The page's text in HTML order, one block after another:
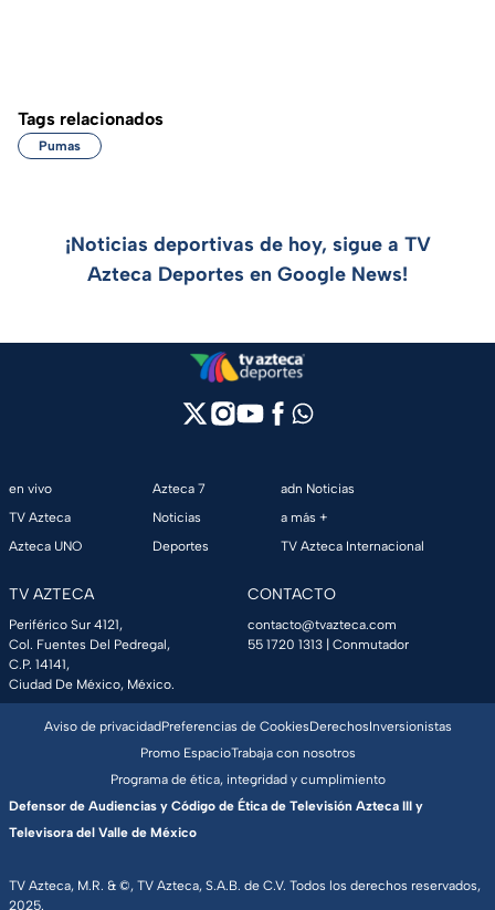
Tags relacionados
Pumas
¡Noticias deportivas de hoy, sigue a TV
Azteca Deportes en Google News!
en vivo
TV Azteca
Azteca UNO
Azteca 7
Noticias
Deportes
adn Noticias
a más +
TV Azteca Internacional
TV AZTECA
Periférico Sur 4121,
Col. Fuentes Del Pedregal,
C.P. 14141,
Ciudad De México, México.
CONTACTO
contacto@tvazteca.com
55 1720 1313 | Conmutador
TV Azteca, M.R. & ©, TV Azteca, S.A.B. de C.V. Todos los derechos reservados,
2025.
Aviso de privacidadPreferencias de CookiesDerechosInversionistas
Promo EspacioTrabaja con nosotros
Programa de ética, integridad y cumplimiento
Defensor de Audiencias y Código de Ética de Televisión Azteca III y
Televisora del Valle de México